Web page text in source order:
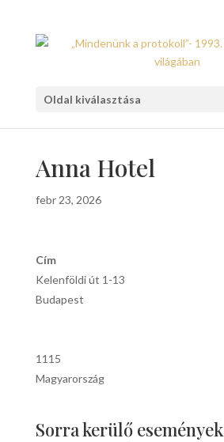
Oldal kiválasztása
Anna Hotel
febr 23, 2026
Cím
Kelenföldi út 1-13
Budapest
1115
Magyarország
Sorra kerülő események